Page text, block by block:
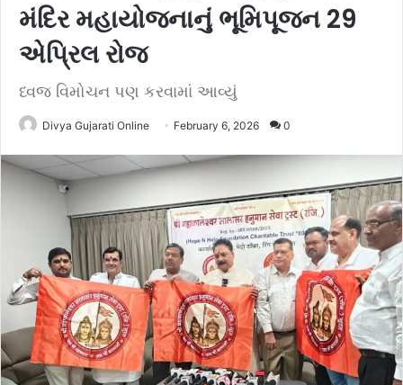
મંદિર મહાયોજનાનું ભૂમિપૂજન 29
એપ્રિલ રોજ
ધ્વજ વિમોચન પણ કરવામાં આવ્યું
Divya Gujarati Online February 6, 2026 0